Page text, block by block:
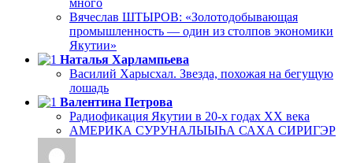
Вячеслав ШТЫРОВ: «Золотодобывающая
промышленность — один из столпов экономики
Якутии»
Наталья Харлампьева
Василий Харысхал. Звезда, похожая на бегущую
лошадь
Валентина Петрова
Радиофикация Якутии в 20-х годах ХХ века
АМЕРИКА СУРУНАЛЫЫҺА САХА СИРИГЭР